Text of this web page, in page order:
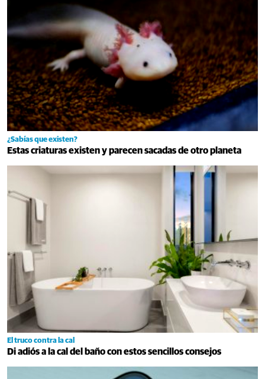
¿Sabías que existen?
Estas criaturas existen y parecen sacadas de otro planeta
El truco contra la cal
Di adiós a la cal del baño con estos sencillos consejos